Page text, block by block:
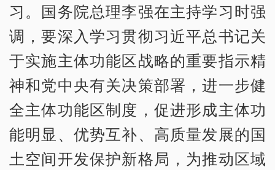
习。国务院总理李强在主持学习时强
调，要深入学习贯彻习近平总书记关
于实施主体功能区战略的重要指示精
神和党中央有关决策部署，进一步健
全主体功能区制度，促进形成主体功
能明显、优势互补、高质量发展的国
土空间开发保护新格局，为推动区域